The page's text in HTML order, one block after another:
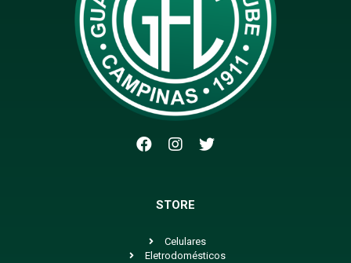
STORE
Celulares
Eletrodomésticos